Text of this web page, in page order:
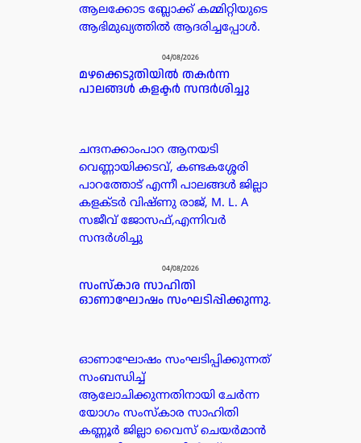
ആലക്കോട ബ്ലോക്ക് കമ്മിറ്റിയുടെ
ആഭിമുഖ്യത്തിൽ ആദരിച്ചപ്പോൾ.
04/08/2026
മഴക്കെടുതിയിൽ തകർന്ന
പാലങ്ങൾ കളക്ടർ സന്ദർശിച്ചു
ചന്ദനക്കാംപാറ ആനയടി
വെണ്ണായിക്കടവ്, കണ്ടകശ്ശേരി
പാറത്തോട് എന്നീ പാലങ്ങൾ ജില്ലാ
കളക്ടർ വിഷ്ണു രാജ്, M. L. A
സജീവ് ജോസഫ്,എന്നിവർ
സന്ദർശിച്ചു
04/08/2026
സംസ്കാര സാഹിതി
ഓണാഘോഷം സംഘടിപ്പിക്കുന്നു.
ഓണാഘോഷം സംഘടിപ്പിക്കുന്നത്
സംബന്ധിച്ച്
ആലോചിക്കുന്നതിനായി ചേർന്ന
യോഗം സംസ്കാര സാഹിതി
കണ്ണൂർ ജില്ലാ വൈസ് ചെയർമാൻ